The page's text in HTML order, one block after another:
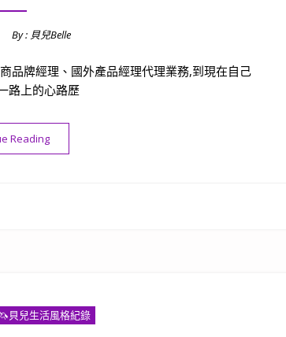
By : 貝兒Belle
品牌經理、國外產品經理代理業務,到現在自己
路上的心路歷
Reading“貝兒生活風格專訪2024”
貝兒生活風格紀錄